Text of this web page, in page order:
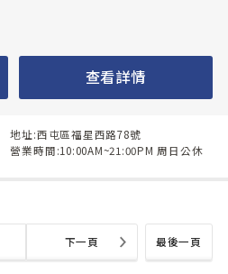
查看詳情
地址:西屯區福星西路78號
營業時間:10:00AM~21:00PM 周日公休
最後一頁
下一頁